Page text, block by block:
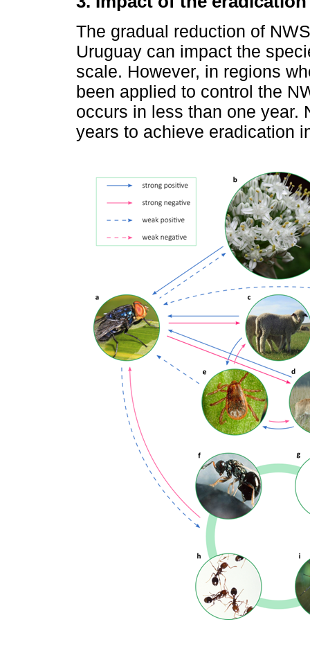
The gradual reduction of
Uruguay can impact the
scale. However, in regions
been applied to control the
occurs in less than one year.
years to achieve eradication